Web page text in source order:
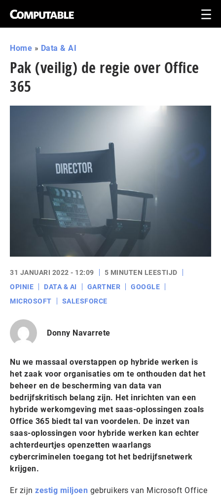
Home » Data & AI
Pak (veilig) de regie over Office
365
31 JANUARI 2022 - 12:09
5 MINUTEN LEESTIJD
OPINIE
DATA & AI GARTNER
GOOGLE
MICROSOFT
SALESFORCE
Donny Navarrete
Nu we massaal overstappen op hybride werken is
het zaak voor organisaties om te onthouden dat het
beheer en de bescherming van data van
bedrijfskritisch belang zijn. Het inrichten van een
hybride werkomgeving met saas-oplossingen zoals
Office 365 biedt tal van voordelen. De inzet van
saas-oplossingen voor hybride werken kan echter
achterdeurtjes openzetten waarlangs
cybercriminelen toegang tot het bedrijfsnetwerk
krijgen.
Er zijn zestig miljoen gebruikers van Microsoft Office